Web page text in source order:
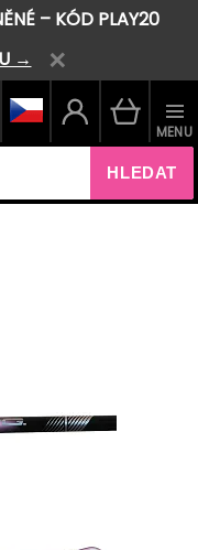
– KÓD PLAY20
→
HLEDAT
MENU